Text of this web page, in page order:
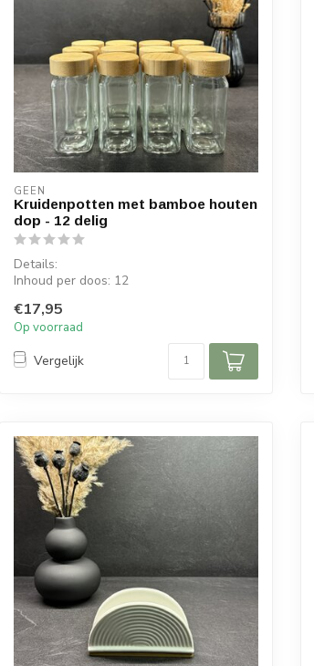
GEEN
Kruidenpotten met bamboe houten
dop - 12 delig
Details:
Inhoud per doos: 12
Afmeting kruidenp...
€17,95
Op voorraad
Vergelijk